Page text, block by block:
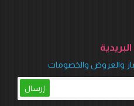
والعروض والخصومات
إرسال